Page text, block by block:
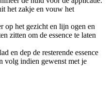
het zakje en vouw het
op het gezicht en lijn ogen en
zitten om de essence te laten
en dep de resterende essence
volg indien gewenst met je